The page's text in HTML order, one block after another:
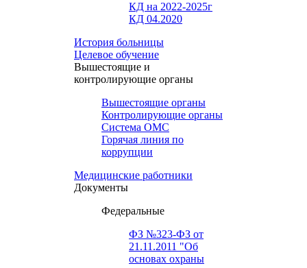
КД на 2022-2025г
КД 04.2020
История больницы
Целевое обучение
Вышестоящие и
контролирующие органы
Вышестоящие органы
Контролирующие органы
Система ОМС
Горячая линия по
коррупции
Медицинские работники
Документы
Федеральные
ФЗ №323-ФЗ от
21.11.2011 "Об
основах охраны